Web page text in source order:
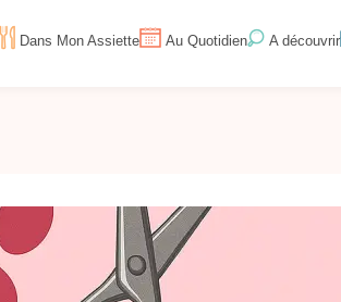
Dans Mon Assiette Au Quotidien A découvrir